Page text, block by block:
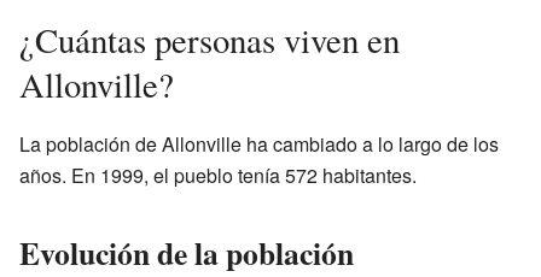
¿Cuántas personas viven en
Allonville?
La población de Allonville ha cambiado a lo largo de los
años. En 1999, el pueblo tenía 572 habitantes.
Evolución de la población